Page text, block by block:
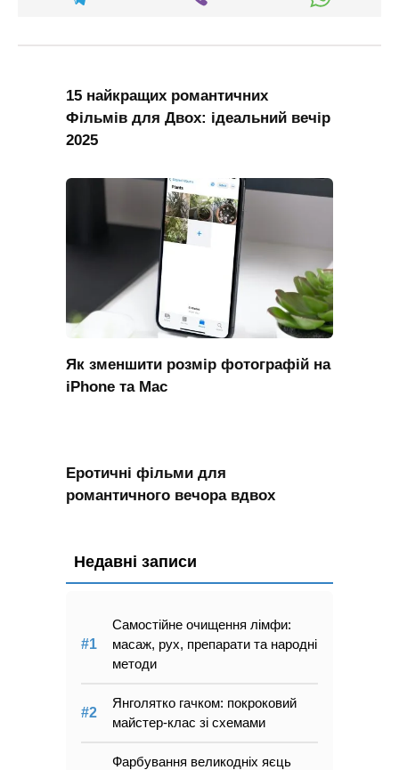
15 найкращих романтичних
Фільмів для Двох: ідеальний вечір
2025
Як зменшити розмір фотографій на
iPhone та Mac
Еротичні фільми для
романтичного вечора вдвох
Недавні записи
Самостійне очищення лімфи:
масаж, рух, препарати та народні
методи
Янголятко гачком: покроковий
майстер-клас зі схемами
Фарбування великодніх яєць